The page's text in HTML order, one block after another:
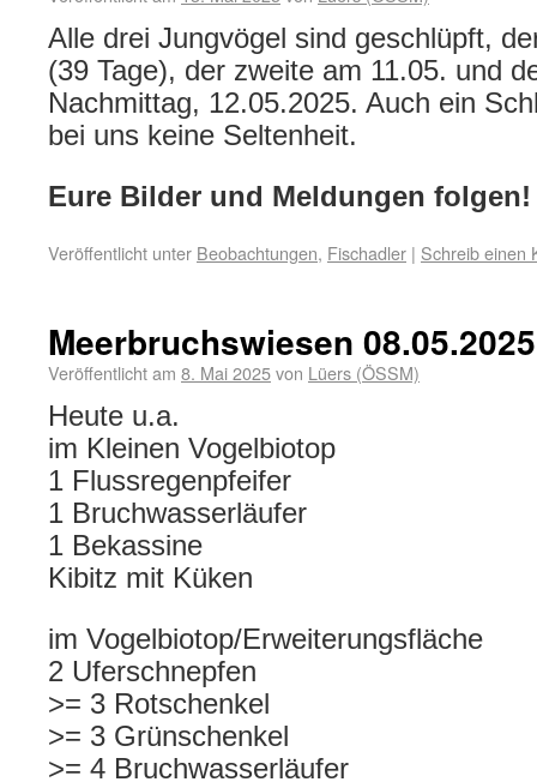
Alle drei Jungvögel sind geschlüpft,
(39 Tage), der zweite am 11.05. und
Nachmittag, 12.05.2025. Auch ein
bei uns keine Seltenheit.
Eure Bilder und Meldungen folgen!
Veröffentlicht unter Beobachtungen, Fischadler | Schreib einen
Meerbruchswiesen 08.05.2025
Veröffentlicht am 8. Mai 2025von Lüers (ÖSSM)
Heute u.a.
im Kleinen Vogelbiotop
1 Flussregenpfeifer
1 Bruchwasserläufer
1 Bekassine
Kibitz mit Küken
im Vogelbiotop/Erweiterungsfläche
2 Uferschnepfen
>= 3 Rotschenkel
>= 3 Grünschenkel
>= 4 Bruchwasserläufer